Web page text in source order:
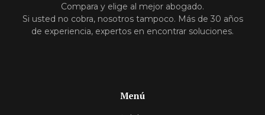
Compara y elige al mejor abogado.
Si usted no cobra, nosotros tampoco. Más de 30 años
de experiencia, expertos en encontrar soluciones.
Menú